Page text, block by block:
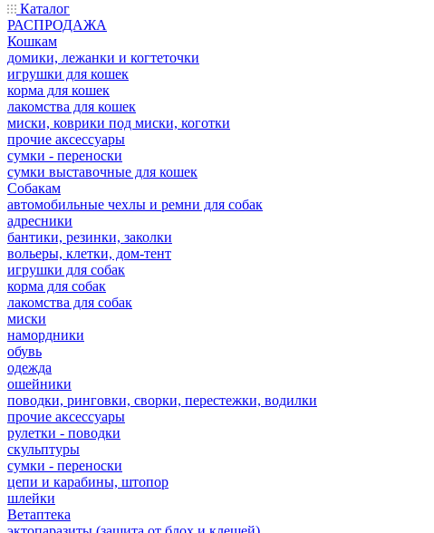
Каталог
РАСПРОДАЖА
Кошкам
домики, лежанки и когтеточки
игрушки для кошек
корма для кошек
лакомства для кошек
миски, коврики под миски, коготки
прочие аксессуары
сумки - переноски
сумки выставочные для кошек
Собакам
автомобильные чехлы и ремни для собак
адресники
бантики, резинки, заколки
вольеры, клетки, дом-тент
игрушки для собак
корма для собак
лакомства для собак
миски
намордники
обувь
одежда
ошейники
поводки, ринговки, сворки, перестежки, водилки
прочие аксессуары
рулетки - поводки
скульптуры
сумки - переноски
цепи и карабины, штопор
шлейки
Ветаптека